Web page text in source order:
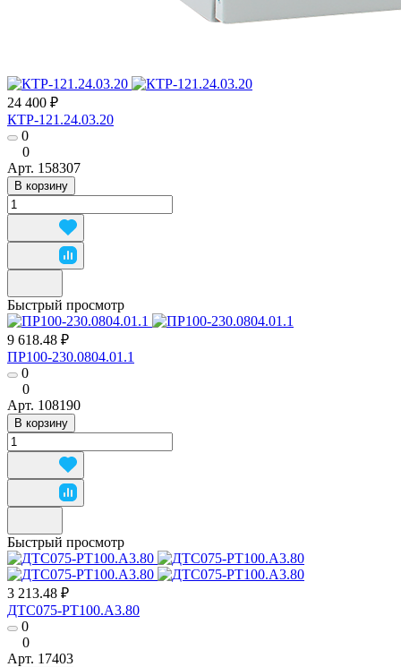
24 400 ₽
КТР-121.24.03.20
0
0
Арт. 158307
В корзину
Быстрый просмотр
9 618.48 ₽
ПР100-230.0804.01.1
0
0
Арт. 108190
В корзину
Быстрый просмотр
3 213.48 ₽
ДТС075-РТ100.А3.80
0
0
Арт. 17403